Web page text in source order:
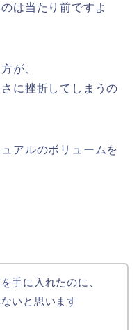
は当たり前ですよ
が、
に挫折してしまうの
アルのボリュームを
手に入れたのに、
いと思います